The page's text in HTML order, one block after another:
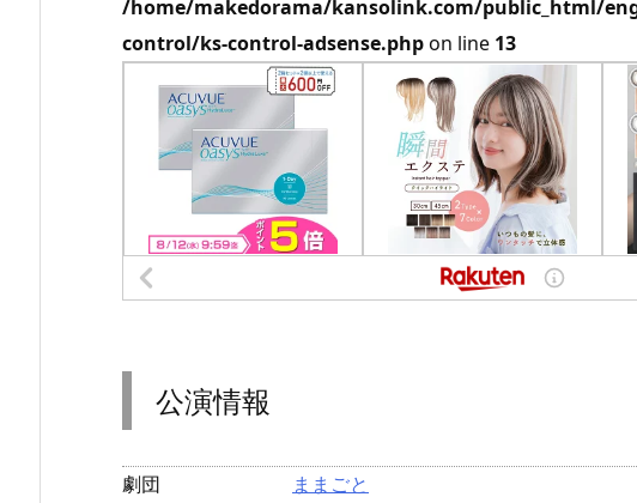
/home/makedorama/kansolink.com/public_html/
control/ks-control-adsense.phpon line 13
公演情報
劇団
ままごと